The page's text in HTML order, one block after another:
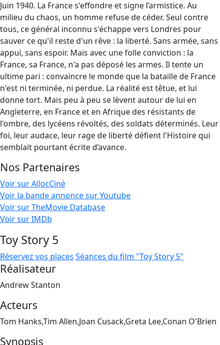
Juin 1940. La France s'effondre et signe l’armistice. Au
milieu du chaos, un homme refuse de céder. Seul contre
tous, ce général inconnu s'échappe vers Londres pour
sauver ce qu'il reste d'un rêve : la liberté. Sans armée, sans
appui, sans espoir. Mais avec une folle conviction : la
France, sa France, n'a pas déposé les armes. Il tente un
ultime pari : convaincre le monde que la bataille de France
n'est ni terminée, ni perdue. La réalité est têtue, et lui
donne tort. Mais peu à peu se lèvent autour de lui en
Angleterre, en France et en Afrique des résistants de
l'ombre, des lycéens révoltés, des soldats déterminés. Leur
foi, leur audace, leur rage de liberté défient l'Histoire qui
semblait pourtant écrite d’avance.
Nos Partenaires
Voir sur AllocCiné
Voir la bande annonce sur Youtube
Voir sur TheMovie Database
Voir sur IMDb
Toy Story 5
Réservez vos places Séances du film "Toy Story 5"
Réalisateur
Andrew Stanton
Acteurs
Tom Hanks,Tim Allen,Joan Cusack,Greta Lee,Conan O'Brien
Synopsis